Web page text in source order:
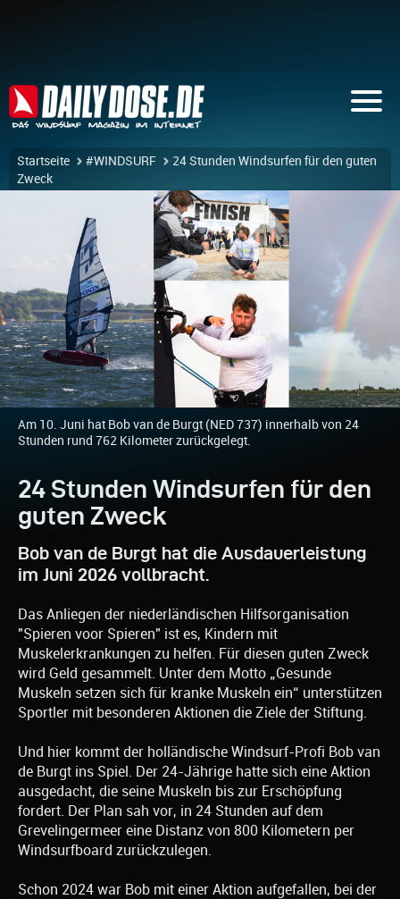
Startseite #WINDSURF
24 Stunden Windsurfen für den guten
Zweck
Am 10. Juni hat Bob van de Burgt (NED 737) innerhalb von 24
Stunden rund 762 Kilometer zurückgelegt.
24 Stunden Windsurfen für den
guten Zweck
Bob van de Burgt hat die Ausdauerleistung
im Juni 2026 vollbracht.
Das Anliegen der niederländischen Hilfsorganisation
"Spieren voor Spieren" ist es, Kindern mit
Muskelerkrankungen zu helfen. Für diesen guten Zweck
wird Geld gesammelt. Unter dem Motto „Gesunde
Muskeln setzen sich für kranke Muskeln ein“ unterstützen
Sportler mit besonderen Aktionen die Ziele der Stiftung.
Und hier kommt der holländische Windsurf-Profi Bob van
de Burgt ins Spiel. Der 24-Jährige hatte sich eine Aktion
ausgedacht, die seine Muskeln bis zur Erschöpfung
fordert. Der Plan sah vor, in 24 Stunden auf dem
Grevelingermeer eine Distanz von 800 Kilometern per
Windsurfboard zurückzulegen.
Schon 2024 war Bob mit einer Aktion aufgefallen, bei der